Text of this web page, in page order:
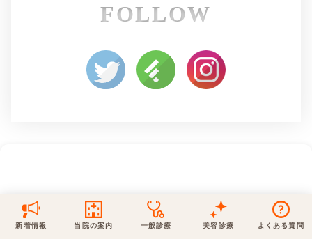
FOLLOW
新着情報
最新医療トピックス
新着ブログ記事
当院の案内
医師の紹介
アクセス・地図
一般診療
泌尿器科
内科 皮膚科
美容診療 よくある質問
予約について
電話でのお問いあわせ
一般診療 美容診療